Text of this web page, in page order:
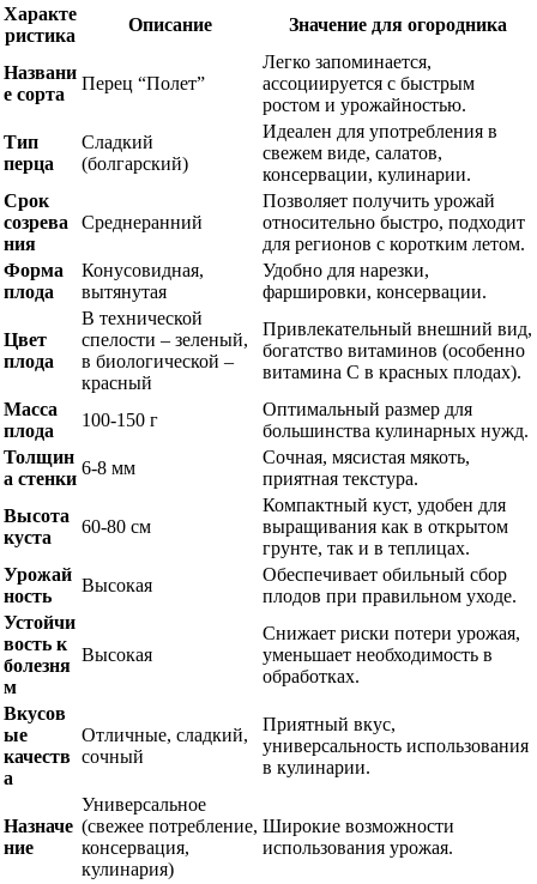
Характе
ристика
Описание Значение для огородника
Названи
е сорта
Перец “Полет”
Легко запоминается,
ассоциируется с быстрым
ростом и урожайностью.
Тип
перца
Сладкий
(болгарский)
Идеален для употребления в
свежем виде, салатов,
консервации, кулинарии.
Срок
созрева
ния
Среднеранний
Позволяет получить урожай
относительно быстро, подходит
для регионов с коротким летом.
Форма
плода
Конусовидная,
вытянутая
Удобно для нарезки,
фаршировки, консервации.
Цвет
плода
В технической
спелости – зеленый,
в биологической –
красный
Привлекательный внешний вид,
богатство витаминов (особенно
витамина С в красных плодах).
Масса
плода
100-150 г
Оптимальный размер для
большинства кулинарных нужд.
Толщин
а стенки
6-8 мм
Сочная, мясистая мякоть,
приятная текстура.
Высота
куста
60-80 см
Компактный куст, удобен для
выращивания как в открытом
грунте, так и в теплицах.
Урожай
ность
Высокая
Обеспечивает обильный сбор
плодов при правильном уходе.
Устойчи
вость к
болезня
м
Высокая
Снижает риски потери урожая,
уменьшает необходимость в
обработках.
Вкусов
ые
качеств
а
Отличные, сладкий,
сочный
Приятный вкус,
универсальность использования
в кулинарии.
Назначе
ние
Универсальное
(свежее потребление,
консервация,
кулинария)
Широкие возможности
использования урожая.